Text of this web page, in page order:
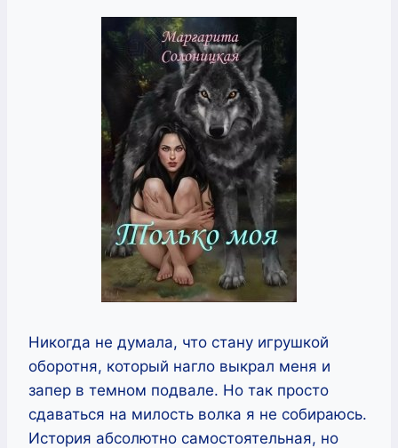
Никогда не думала, что стану игрушкой
оборотня, который нагло выкрал меня и
запер в темном подвале. Но так просто
сдаваться на милость волка я не собираюсь.
История абсолютно самостоятельная, но